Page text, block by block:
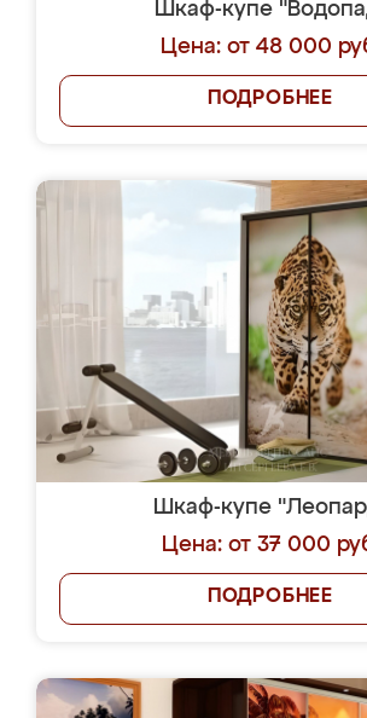
Шкаф-купе
Цена: от 48 000
ПОДРОБНЕЕ
Шкаф-купе
Цена: от 37 000
ПОДРОБНЕЕ